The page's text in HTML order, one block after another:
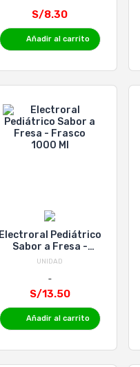
S/8.30
Añadir al carrito
Electroral Pediátrico
Sabor a Fresa -
Frasco 1000 Ml
UNIDAD
S/13.50
Añadir al carrito